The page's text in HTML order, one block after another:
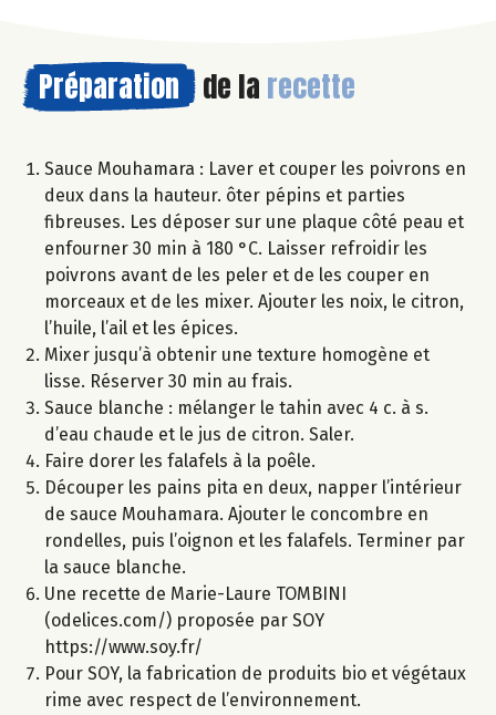
Préparation de la recette
Sauce Mouhamara : Laver et couper les poivrons en
deux dans la hauteur. ôter pépins et parties
fibreuses. Les déposer sur une plaque côté peau et
enfourner 30 min à 180 °C. Laisser refroidir les
poivrons avant de les peler et de les couper en
morceaux et de les mixer. Ajouter les noix, le citron,
l’huile, l’ail et les épices.
Mixer jusqu’à obtenir une texture homogène et
lisse. Réserver 30 min au frais.
Sauce blanche : mélanger le tahin avec 4 c. à s.
d’eau chaude et le jus de citron. Saler.
Faire dorer les falafels à la poêle.
Découper les pains pita en deux, napper l’intérieur
de sauce Mouhamara. Ajouter le concombre en
rondelles, puis l’oignon et les falafels. Terminer par
la sauce blanche.
Une recette de Marie-Laure TOMBINI
(odelices.com/) proposée par SOY
https://www.soy.fr/
Pour SOY, la fabrication de produits bio et végétaux
rime avec respect de l’environnement.